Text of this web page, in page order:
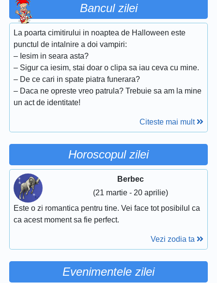
Bancul zilei
La poarta cimitirului in noaptea de Halloween este
punctul de intalnire a doi vampiri:
– Iesim in seara asta?
– Sigur ca iesim, stai doar o clipa sa iau ceva cu mine.
– De ce cari in spate piatra funerara?
– Daca ne opreste vreo patrula? Trebuie sa am la mine
un act de identitate!
Citeste mai mult
Horoscopul zilei
Berbec
(21 martie - 20 aprilie)
Este o zi romantica pentru tine. Vei face tot posibilul ca
ca acest moment sa fie perfect.
Vezi zodia ta
Evenimentele zilei